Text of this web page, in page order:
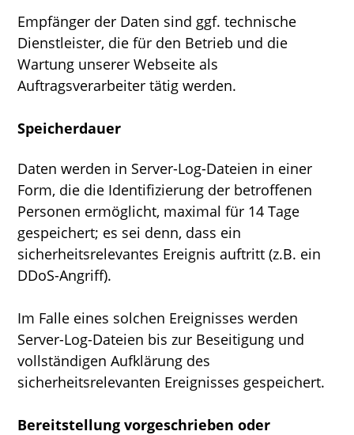
Empfänger der Daten sind ggf. technische
Dienstleister, die für den Betrieb und die
Wartung unserer Webseite als
Auftragsverarbeiter tätig werden.
Speicherdauer
Daten werden in Server-Log-Dateien in einer
Form, die die Identifizierung der betroffenen
Personen ermöglicht, maximal für 14 Tage
gespeichert; es sei denn, dass ein
sicherheitsrelevantes Ereignis auftritt (z.B. ein
DDoS-Angriff).
Im Falle eines solchen Ereignisses werden
Server-Log-Dateien bis zur Beseitigung und
vollständigen Aufklärung des
sicherheitsrelevanten Ereignisses gespeichert.
Bereitstellung vorgeschrieben oder